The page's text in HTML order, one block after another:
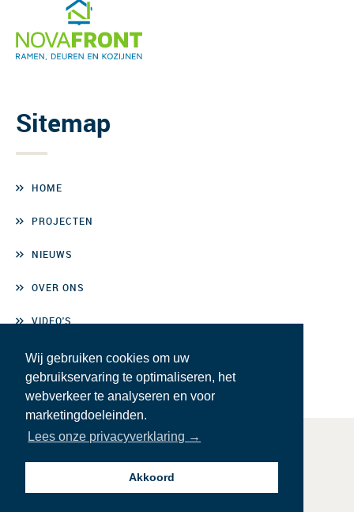
Wij gebruiken cookies om uw
gebruikservaring te optimaliseren, het
webverkeer te analyseren en voor
marketingdoeleinden.
Lees onze privacyverklaring →
Akkoord
Sitemap
HOME
PROJECTEN
NIEUWS
OVER ONS
VIDEO'S
CONTACT
INLOGGEN PERSONEEL